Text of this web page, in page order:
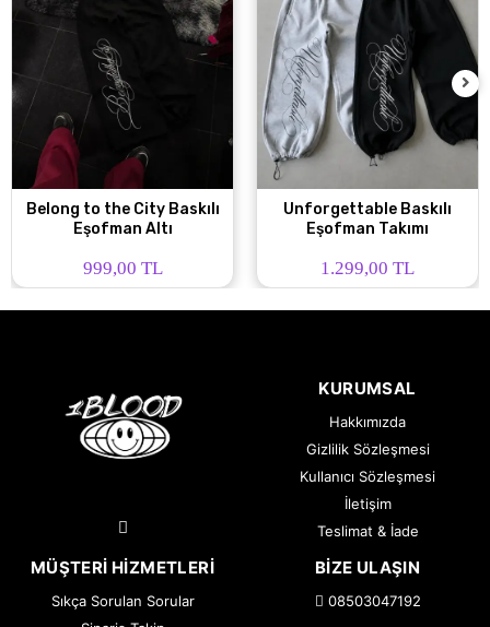
Belong to the City Baskılı
Eşofman Altı
999,00 TL
Unforgettable Baskılı
Eşofman Takımı
1.299,00 TL
KURUMSAL
Hakkımızda
Gizlilik Sözleşmesi
Kullanıcı Sözleşmesi
İletişim
Teslimat & İade
MÜŞTERI HIZMETLERI
Sıkça Sorulan Sorular
BIZE ULAŞIN
08503047192